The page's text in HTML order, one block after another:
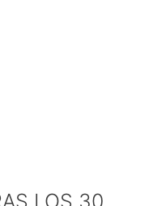
LOS 30